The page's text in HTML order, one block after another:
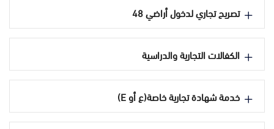
تصريح تجاري لدخول أراضي 48
الكفالات التجارية والدراسية
خدمة شهادة تجارية خاصة(ع أو E)